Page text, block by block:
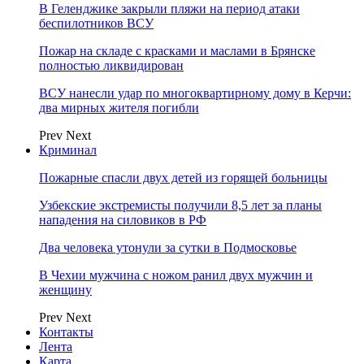
В Геленджике закрыли пляжи на период атаки
беспилотников ВСУ
Пожар на складе с красками и маслами в Брянске
полностью ликвидирован
ВСУ нанесли удар по многоквартирному дому в Керчи:
два мирных жителя погибли
Prev Next
Криминал
Пожарные спасли двух детей из горящей больницы
Узбекские экстремисты получили 8,5 лет за планы
нападения на силовиков в РФ
Два человека утонули за сутки в Подмосковье
В Чехии мужчина с ножом ранил двух мужчин и
женщину
Prev Next
Контакты
Лента
Карта